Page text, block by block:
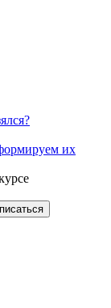
их